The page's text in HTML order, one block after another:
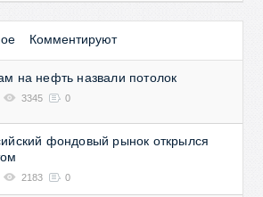
Комментируют
на нефть назвали потолок
3345 0
фондовый рынок открылся
2183 0